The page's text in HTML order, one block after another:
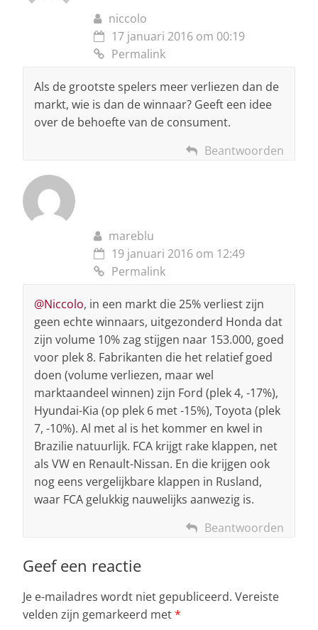
niccolo
17 januari 2016 om 00:19
Permalink
Als de grootste spelers meer verliezen dan de
markt, wie is dan de winnaar? Geeft een idee
over de behoefte van de consument.
Beantwoorden
mareblu
19 januari 2016 om 12:49
Permalink
@Niccolo, in een markt die 25% verliest zijn
geen echte winnaars, uitgezonderd Honda dat
zijn volume 10% zag stijgen naar 153.000, goed
voor plek 8. Fabrikanten die het relatief goed
doen (volume verliezen, maar wel
marktaandeel winnen) zijn Ford (plek 4, -17%),
Hyundai-Kia (op plek 6 met -15%), Toyota (plek
7, -10%). Al met al is het kommer en kwel in
Brazilie natuurlijk. FCA krijgt rake klappen, net
als VW en Renault-Nissan. En die krijgen ook
nog eens vergelijkbare klappen in Rusland,
waar FCA gelukkig nauwelijks aanwezig is.
Beantwoorden
Geef een reactie
Je e-mailadres wordt niet gepubliceerd. Vereiste
velden zijn gemarkeerd met*